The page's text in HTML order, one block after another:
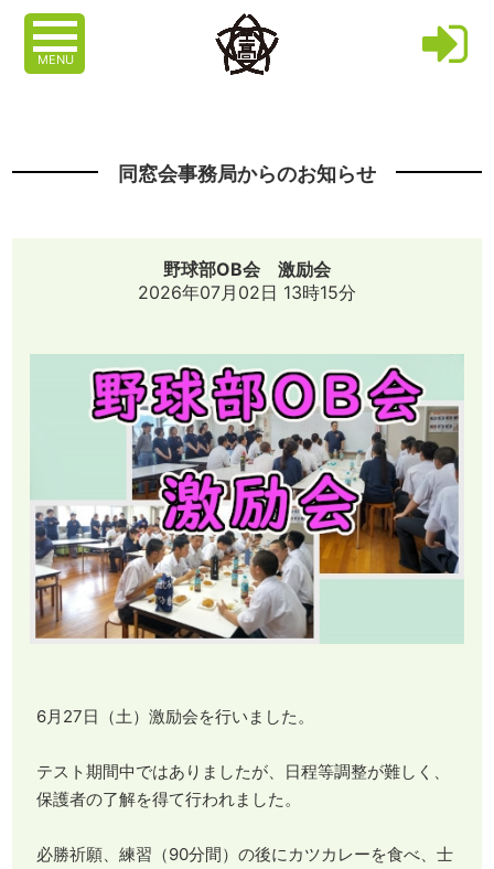
MENU
同窓会事務局からのお知らせ
野球部OB会 激励会
2026年07月02日 13時15分
6月27日（土）激励会を行いました。
テスト期間中ではありましたが、日程等調整が難しく、
保護者の了解を得て行われました。
必勝祈願、練習（90分間）の後にカツカレーを食べ、士